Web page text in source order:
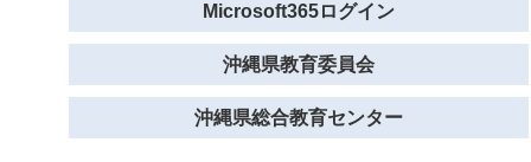
Microsoft365ログイン
沖縄県教育委員会
沖縄県総合教育センター